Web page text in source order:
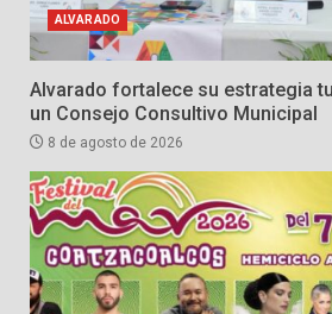
ALVARADO
Alvarado fortalece su estrategia
un Consejo Consultivo Municipal
8 de agosto de 2026